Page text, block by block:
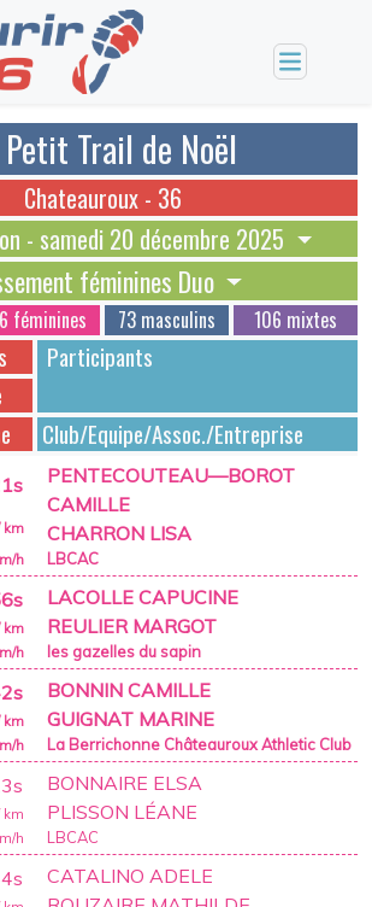
Petit Trail de Noël
- samedi 20 décembre 2025
Chateauroux - 36
féminines Duo
féminines 73 masculins 106 mixtes
Participants
Club/Equipe/Assoc./Entreprise
PENTECOUTEAU—BOROT
CAMILLE
CHARRON LISA
km
h LBCAC
LACOLLE CAPUCINE
REULIER MARGOT
km
h les gazelles du sapin
BONNIN CAMILLE
GUIGNAT MARINE
km
h La Berrichonne Châteauroux Athletic Club
BONNAIRE ELSA
PLISSON LÉANE
km
h LBCAC
CATALINO ADELE